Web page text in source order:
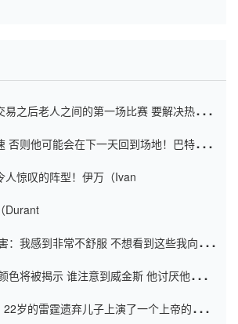
之后老人之间的第一场比赛 要解决热情的
否则他可能会在下一天回到场地！巴特勒迈
人惊叹的阵型！伊万（Ivan
Durant
：我感到非常不舒服 不想看到这些我向他
色将被揭示 谁注意到威金斯 他讨厌他的老
岁的雷霆遗弃儿子上演了一个上帝的剧